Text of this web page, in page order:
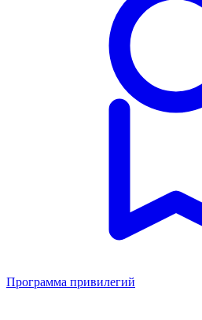
Программа привилегий